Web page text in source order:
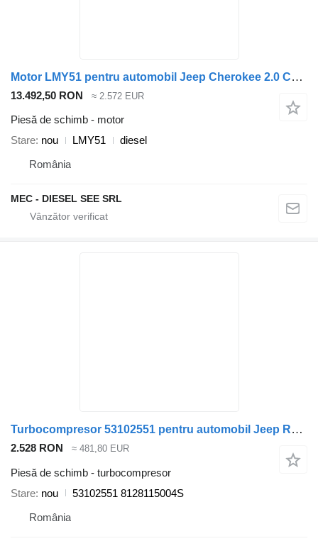
Motor LMY51 pentru automobil Jeep Cherokee 2.0 CRD
13.492,50 RON ≈ 2.572 EUR
Piesă de schimb - motor
Stare nou LMY51
diesel
România
MEC - DIESEL SEE SRL
Turbocompresor 53102551 pentru automobil Jeep RENEGADE 1.4
2.528 RON ≈ 481,80 EUR
Piesă de schimb - turbocompresor
Stare nou
53102551 8128115004S
România